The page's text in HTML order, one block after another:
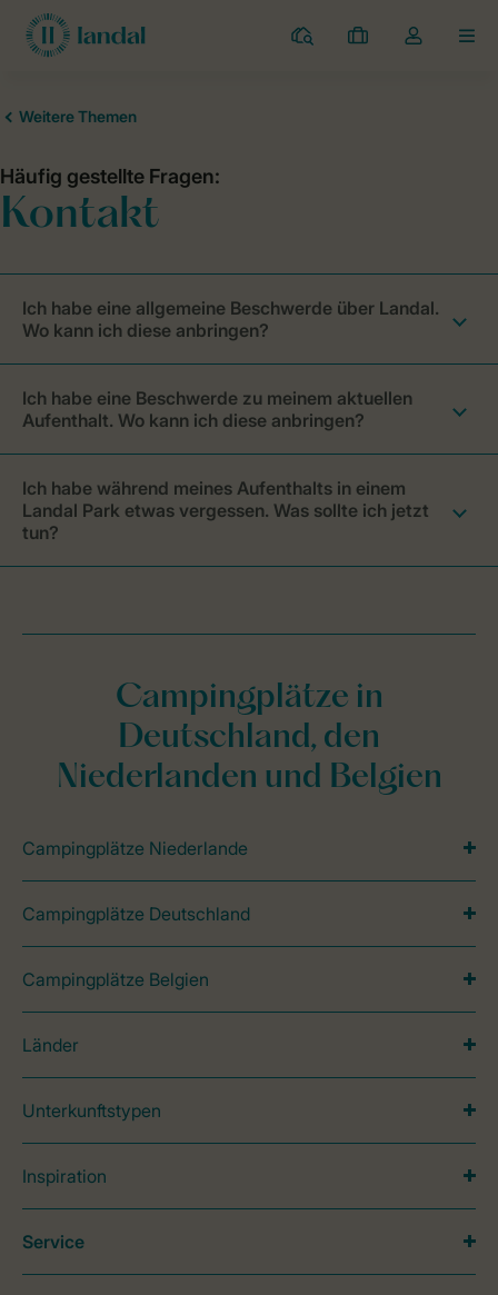
Campingplätze
Meine
Dropdown-
Ich habe eine allgemeine Beschwerde über Landal.
Wo kann ich diese anbringen?
Ich habe eine Beschwerde zu meinem aktuellen
Aufenthalt. Wo kann ich diese anbringen?
Ich habe während meines Aufenthalts in einem
Landal Park etwas vergessen. Was sollte ich jetzt
tun?
Campingplätze in
Deutschland, den
Niederlanden und Belgien
Campingplätze Niederlande
Campingplätze Deutschland
Campingplätze Belgien
Länder
Unterkunftstypen
Inspiration
Service